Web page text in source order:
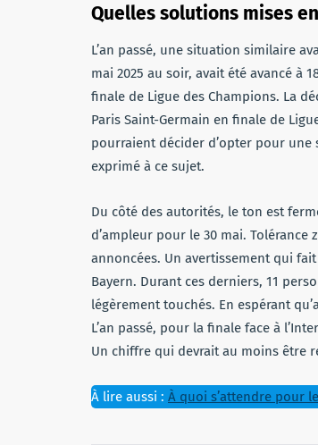
Quelles solutions mises
L’an passé, une situation similaire
mai 2025 au soir, avait été avancé à
finale de Ligue des Champions. La
Paris Saint-Germain en finale de
pourraient décider d’opter pour une
exprimé à ce sujet.
Du côté des autorités, le ton est
d’ampleur pour le 30 mai.
annoncées. Un avertissement qui
Bayern. Durant ces derniers, 11
légèrement touchés. En espérant
L’an passé, pour la finale face à
Un chiffre qui devrait au moins être
À lire aussi : À quoi s’attendre pour